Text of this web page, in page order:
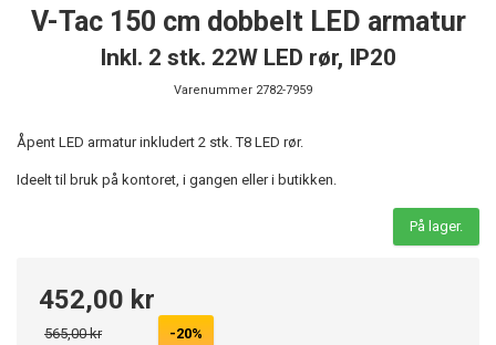
V-Tac 150 cm dobbelt LED armatur
Inkl. 2 stk. 22W LED rør, IP20
Varenummer 2782-7959
Åpent LED armatur inkludert 2 stk. T8 LED rør.
Ideelt til bruk på kontoret, i gangen eller i butikken.
På lager.
452,00 kr
565,00 kr -20%